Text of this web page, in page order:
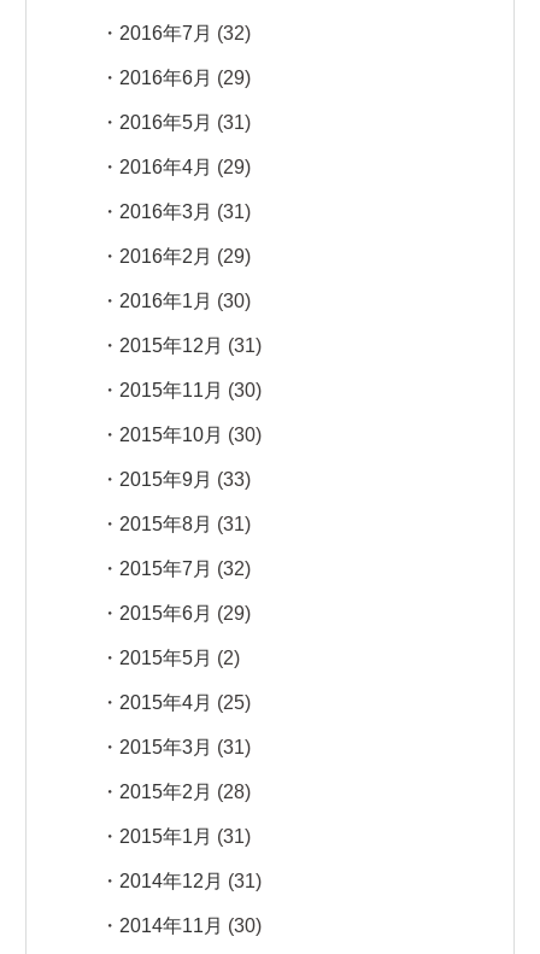
2016年7月 (32)
2016年6月 (29)
2016年5月 (31)
2016年4月 (29)
2016年3月 (31)
2016年2月 (29)
2016年1月 (30)
2015年12月 (31)
2015年11月 (30)
2015年10月 (30)
2015年9月 (33)
2015年8月 (31)
2015年7月 (32)
2015年6月 (29)
2015年5月 (2)
2015年4月 (25)
2015年3月 (31)
2015年2月 (28)
2015年1月 (31)
2014年12月 (31)
2014年11月 (30)